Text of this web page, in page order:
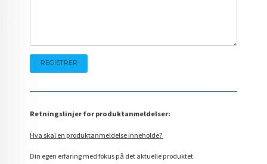
Retningslinjer for produktanmeldelser:
Hva skal en produktanmeldelse inneholde?
Din egen erfaring med fokus på det aktuelle produktet.